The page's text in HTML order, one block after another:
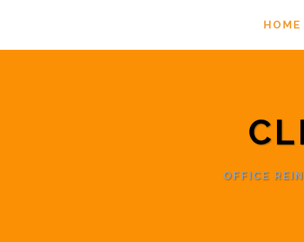
HOME
OFFICE